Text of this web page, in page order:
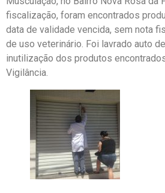
fiscalização, foram encontrados
data de validade vencida, sem nota
de uso veterinário. Foi lavrado auto
inutilização dos produtos
Vigilância.